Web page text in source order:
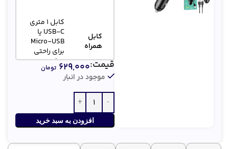
کابل
همراه
کابل ۱ متری
USB-C یا
Micro-USB
برای راحتی
بیشتر
مدارهای
حفاظتی
متعدد
دستگاه‌ها
مناسب برای
موجود در انبار
افزودن به سبد خرید
قیمت:۶۲۹,۰۰۰ تومان